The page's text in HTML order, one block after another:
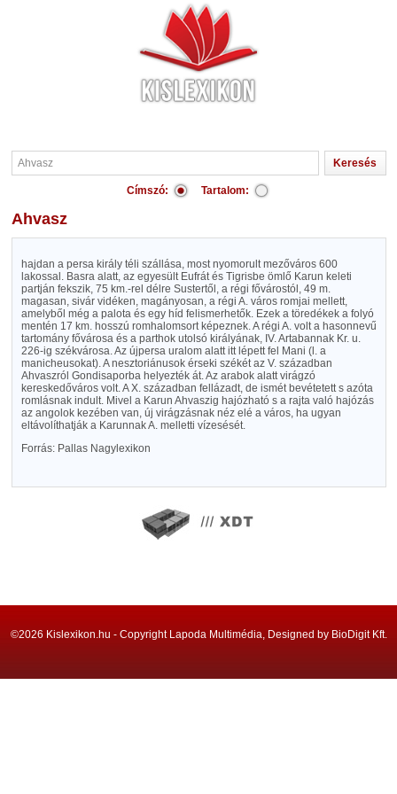
Címszó: Tartalom:
Ahvasz
hajdan a persa király téli szállása, most nyomorult mezőváros 600
lakossal. Basra alatt, az egyesült Eufrát és Tigrisbe ömlő Karun keleti
partján fekszik, 75 km.-rel délre Sustertől, a régi fővárostól, 49 m.
magasan, sivár vidéken, magányosan, a régi A. város romjai mellett,
amelyből még a palota és egy híd felismerhetők. Ezek a töredékek a folyó
mentén 17 km. hosszú romhalomsort képeznek. A régi A. volt a hasonnevű
tartomány fővárosa és a parthok utolsó királyának, IV. Artabannak Kr. u.
226-ig székvárosa. Az újpersa uralom alatt itt lépett fel Mani (l. a
manicheusokat). A nesztoriánusok érseki székét az V. században
Ahvaszról Gondisaporba helyezték át. Az arabok alatt virágzó
kereskedőváros volt. A X. században fellázadt, de ismét bevétetett s azóta
romlásnak indult. Mivel a Karun Ahvaszig hajózható s a rajta való hajózás
az angolok kezében van, új virágzásnak néz elé a város, ha ugyan
eltávolíthatják a Karunnak A. melletti vízesését.
Forrás: Pallas Nagylexikon
©2026 Kislexikon.hu - Copyright Lapoda Multimédia, Designed by BioDigit Kft.